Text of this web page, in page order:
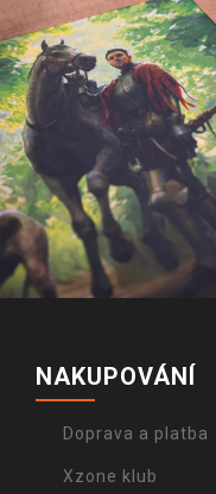
NAKUPOVÁNÍ
Doprava a platba
Xzone klub